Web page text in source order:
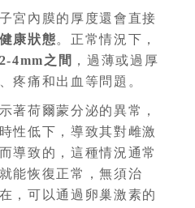
宮內膜的厚度還會直接
康狀態。正常情況下，
4mm之間 ，過薄或過厚
疼痛和出血等問題。
著荷爾蒙分泌的異常，
性低下，導致其對雌激
導致的，這種情況通常
能恢復正常，無須治
，可以通過卵巢激素的